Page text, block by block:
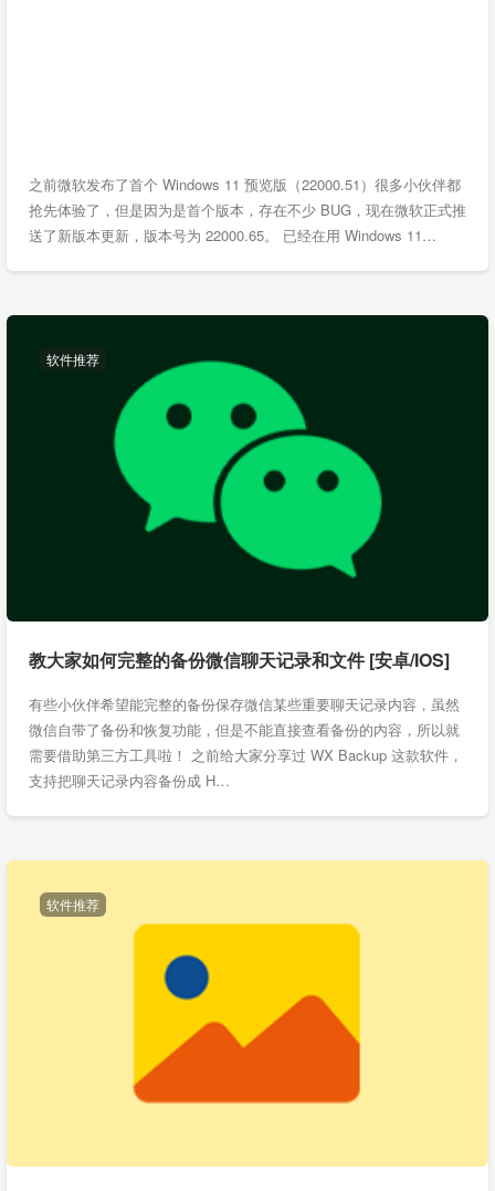
之前微软发布了首个 Windows 11 预览版（22000.51）很多小伙伴都
抢先体验了，但是因为是首个版本，存在不少 BUG，现在微软正式推
送了新版本更新，版本号为 22000.65。 已经在用 Windows 11…
软件推荐
教大家如何完整的备份微信聊天记录和文件 [安卓/IOS]
有些小伙伴希望能完整的备份保存微信某些重要聊天记录内容，虽然
微信自带了备份和恢复功能，但是不能直接查看备份的内容，所以就
需要借助第三方工具啦！ 之前给大家分享过 WX Backup 这款软件，
支持把聊天记录内容备份成 H…
软件推荐